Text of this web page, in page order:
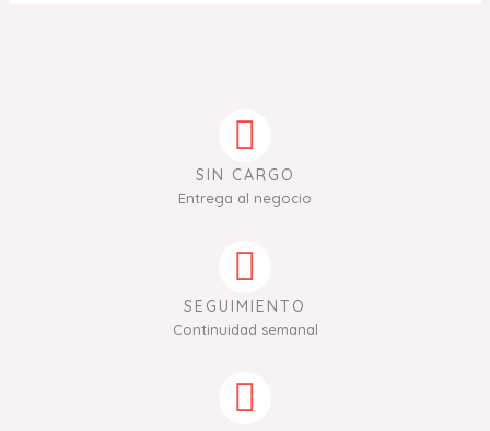
SIN CARGO
Entrega al negocio
SEGUIMIENTO
Continuidad semanal